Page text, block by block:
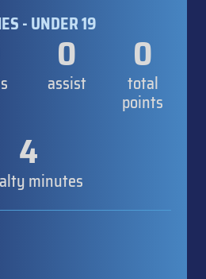
- UNDER 19
0
assist
0
total
points
4
minutes